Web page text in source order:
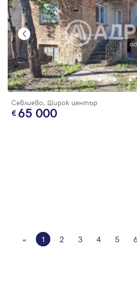
Севлиево, Широк център
65 000
« 1 2 3 4 5